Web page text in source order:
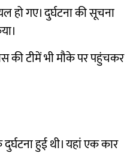
हो गए। दुर्घटना की सूचना
की टीमें भी मौके पर पहुंचकर
हुई थी। यहां एक कार